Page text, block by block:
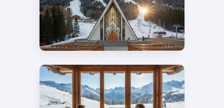
dénivelé et la Sarenne
Notre-Dame des Neiges à
l’Alpe d’Huez : une église-
tente de 1969 et un orgue
en forme de main